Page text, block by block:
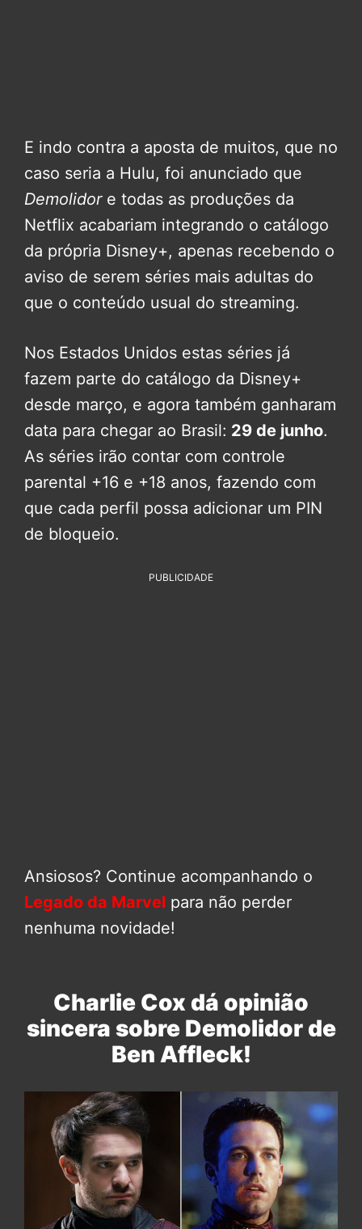
E indo contra a aposta de muitos, que no
caso seria a Hulu, foi anunciado que
Demolidore todas as produções da
Netflix acabariam integrando o catálogo
da própria Disney+, apenas recebendo o
aviso de serem séries mais adultas do
que o conteúdo usual do streaming.
Nos Estados Unidos estas séries já
fazem parte do catálogo da Disney+
desde março, e agora também ganharam
data para chegar ao Brasil: 29 de junho.
As séries irão contar com controle
parental +16 e +18 anos, fazendo com
que cada perfil possa adicionar um PIN
de bloqueio.
PUBLICIDADE
Ansiosos? Continue acompanhando o
Legado da Marvel para não perder
nenhuma novidade!
Charlie Cox dá opinião
sincera sobre Demolidor de
Ben Affleck!